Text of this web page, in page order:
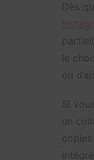
Dès
le
ou
Si
un